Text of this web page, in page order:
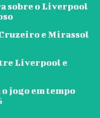
sobre o Liverpool
e Mirassol
Liverpool e
jogo em tempo